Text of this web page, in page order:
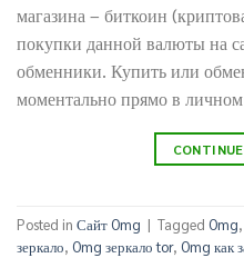
магазина – биткоин
покупки данной валюты на
обменники. Купить или
моментально прямо в личном
Posted in Сайт Omg | Tagged Omg,
зеркало, Omg зеркало tor, Omg как